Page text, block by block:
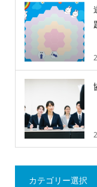
カテゴリー選択